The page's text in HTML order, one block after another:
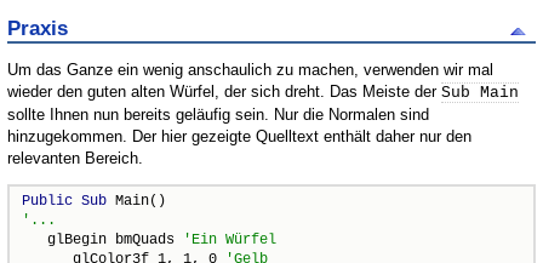
Praxis
Um das Ganze ein wenig anschaulich zu machen, verwenden wir mal
wieder den guten alten Würfel, der sich dreht. Das Meiste derSub Main
sollte Ihnen nun bereits geläufig sein. Nur die Normalen sind
hinzugekommen. Der hier gezeigte Quelltext enthält daher nur den
relevanten Bereich.
Public Sub
   glBegin bmQuads